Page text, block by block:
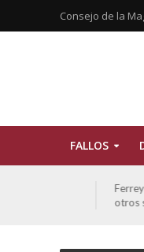
Consejo de la
FALLOS
Ferreyra
otros sobre